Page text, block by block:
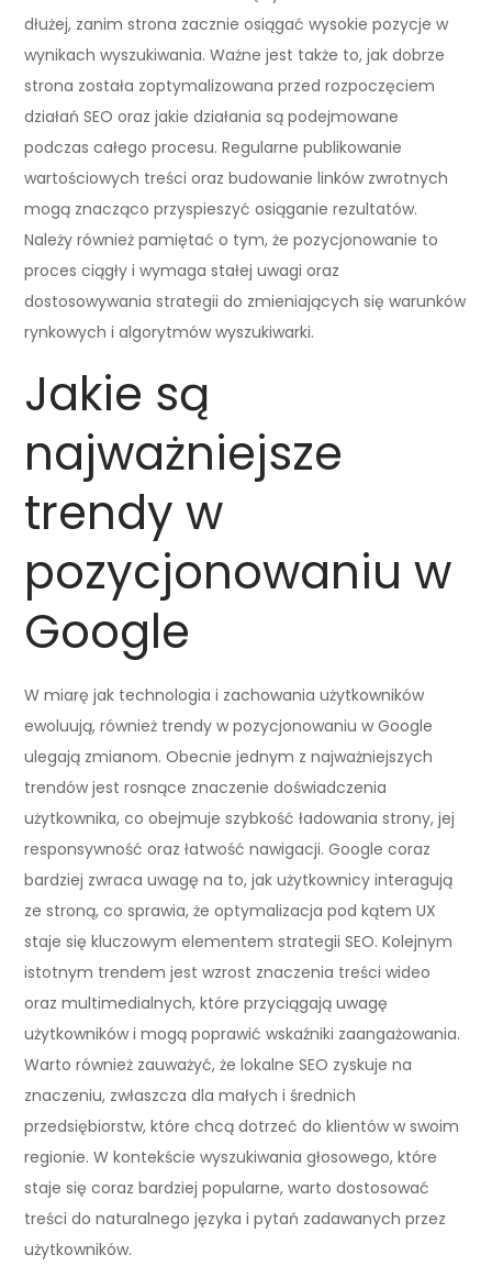
dłużej, zanim strona zacznie osiągać wysokie pozycje w
wynikach wyszukiwania. Ważne jest także to, jak dobrze
strona została zoptymalizowana przed rozpoczęciem
działań SEO oraz jakie działania są podejmowane
podczas całego procesu. Regularne publikowanie
wartościowych treści oraz budowanie linków zwrotnych
mogą znacząco przyspieszyć osiąganie rezultatów.
Należy również pamiętać o tym, że pozycjonowanie to
proces ciągły i wymaga stałej uwagi oraz
dostosowywania strategii do zmieniających się warunków
rynkowych i algorytmów wyszukiwarki.
Jakie są
najważniejsze
trendy w
pozycjonowaniu w
Google
W miarę jak technologia i zachowania użytkowników
ewoluują, również trendy w pozycjonowaniu w Google
ulegają zmianom. Obecnie jednym z najważniejszych
trendów jest rosnące znaczenie doświadczenia
użytkownika, co obejmuje szybkość ładowania strony, jej
responsywność oraz łatwość nawigacji. Google coraz
bardziej zwraca uwagę na to, jak użytkownicy interagują
ze stroną, co sprawia, że optymalizacja pod kątem UX
staje się kluczowym elementem strategii SEO. Kolejnym
istotnym trendem jest wzrost znaczenia treści wideo
oraz multimedialnych, które przyciągają uwagę
użytkowników i mogą poprawić wskaźniki zaangażowania.
Warto również zauważyć, że lokalne SEO zyskuje na
znaczeniu, zwłaszcza dla małych i średnich
przedsiębiorstw, które chcą dotrzeć do klientów w swoim
regionie. W kontekście wyszukiwania głosowego, które
staje się coraz bardziej popularne, warto dostosować
treści do naturalnego języka i pytań zadawanych przez
użytkowników.